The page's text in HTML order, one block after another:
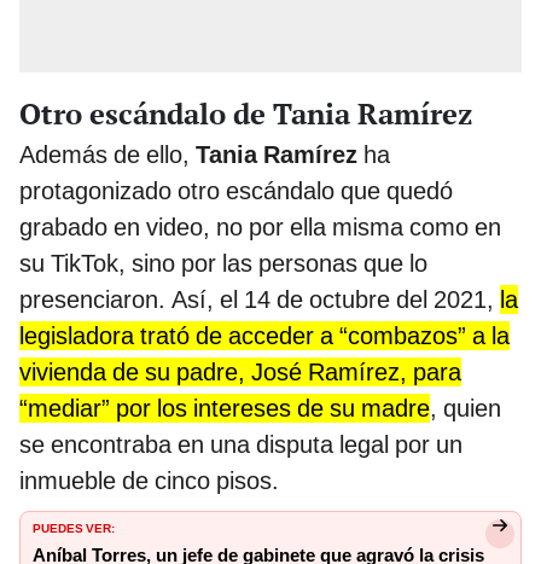
Otro escándalo de Tania Ramírez
Además de ello, Tania Ramírez ha
protagonizado otro escándalo que quedó
grabado en video, no por ella misma como en
su TikTok, sino por las personas que lo
presenciaron. Así, el 14 de octubre del 2021, la
legisladora trató de acceder a “combazos” a la
vivienda de su padre, José Ramírez, para
“mediar” por los intereses de su madre, quien
se encontraba en una disputa legal por un
inmueble de cinco pisos.
PUEDES VER:
Aníbal Torres, un jefe de gabinete que agravó la crisis